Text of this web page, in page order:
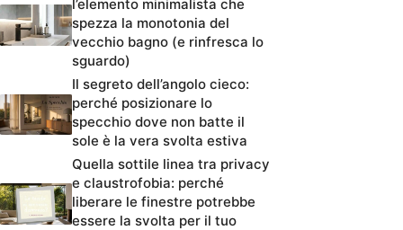
l’elemento minimalista che
spezza la monotonia del
vecchio bagno (e rinfresca lo
sguardo)
Il segreto dell’angolo cieco:
perché posizionare lo
specchio dove non batte il
sole è la vera svolta estiva
Quella sottile linea tra privacy
e claustrofobia: perché
liberare le finestre potrebbe
essere la svolta per il tuo